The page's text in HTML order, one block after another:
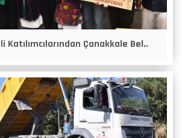
Katılımcılarından Çanakkale Bel..